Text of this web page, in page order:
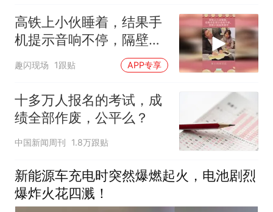
高铁上小伙睡着，结果手
机提示音响不停，隔壁小
姐姐羡慕坏
趣闪现场 1跟贴 APP专享
十多万人报名的考试，成
绩全部作废，公平么？
中国新闻周刊 1.8万跟贴
新能源车充电时突然爆燃起火，电池剧烈
爆炸火花四溅！